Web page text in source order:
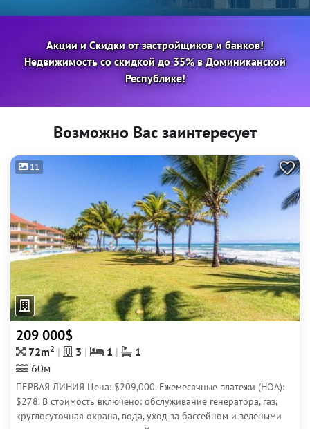
Акции и Скидки от застройщиков и банков!
Недвижимость со скидкой до 35% в Доминиканской
Республике!
Возможно Вас заинтересует
11
209 000$
72m2 3 1
1
60м
ПЕРВАЯ ЛИНИЯ Цена: $209,000. Ежемесячные платежи (HOA):
$278. В стоимость включено: обслуживание генератора, газ,
круглосуточная охрана, вода, уход за бассейном и зелеными